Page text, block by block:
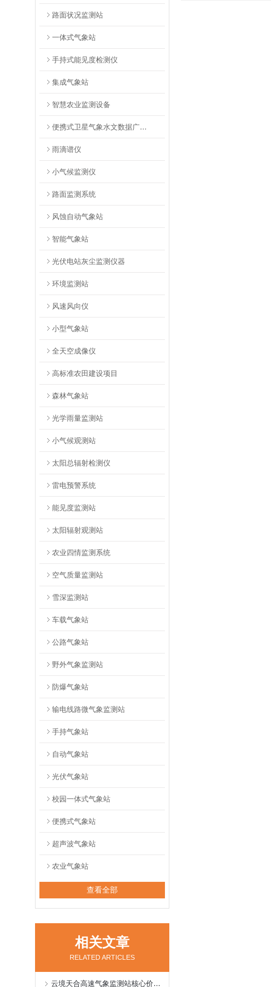
路面状况监测站
一体式气象站
手持式能见度检测仪
集成气象站
智慧农业监测设备
便携式卫星气象水文数据广播接收系统
雨滴谱仪
小气候监测仪
路面监测系统
风蚀自动气象站
智能气象站
光伏电站灰尘监测仪器
环境监测站
风速风向仪
小型气象站
全天空成像仪
高标准农田建设项目
森林气象站
光学雨量监测站
小气候观测站
太阳总辐射检测仪
雷电预警系统
能见度监测站
太阳辐射观测站
农业四情监测系统
空气质量监测站
雪深监测站
车载气象站
公路气象站
野外气象监测站
防爆气象站
输电线路微气象监测站
手持气象站
自动气象站
光伏气象站
校园一体式气象站
便携式气象站
超声波气象站
农业气象站
查看全部
相关文章
RELATED ARTICLES
云境天合高速气象监测站核心价值：通过数据共享与分析，提升全路段通行效率